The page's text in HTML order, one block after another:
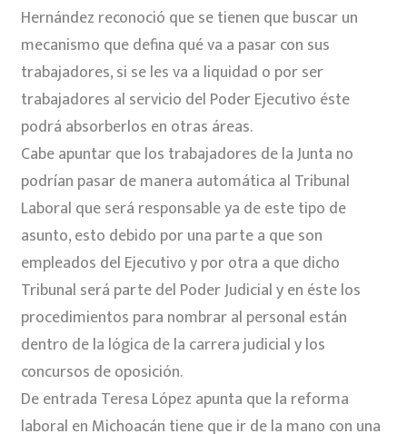
Hernández reconoció que se tienen que buscar un
mecanismo que defina qué va a pasar con sus
trabajadores, si se les va a liquidad o por ser
trabajadores al servicio del Poder Ejecutivo éste
podrá absorberlos en otras áreas.
Cabe apuntar que los trabajadores de la Junta no
podrían pasar de manera automática al Tribunal
Laboral que será responsable ya de este tipo de
asunto, esto debido por una parte a que son
empleados del Ejecutivo y por otra a que dicho
Tribunal será parte del Poder Judicial y en éste los
procedimientos para nombrar al personal están
dentro de la lógica de la carrera judicial y los
concursos de oposición.
De entrada Teresa López apunta que la reforma
laboral en Michoacán tiene que ir de la mano con una